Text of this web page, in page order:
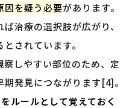
因を疑う必要があります。
治療の選択肢が広がり、
されています。
しやすい部位のため、定
発見につながります[4]。
ルールとして覚えておく